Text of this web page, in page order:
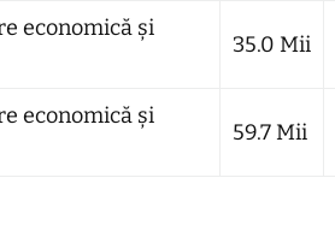
economică și
35.0 Mii
economică și
59.7 Mii